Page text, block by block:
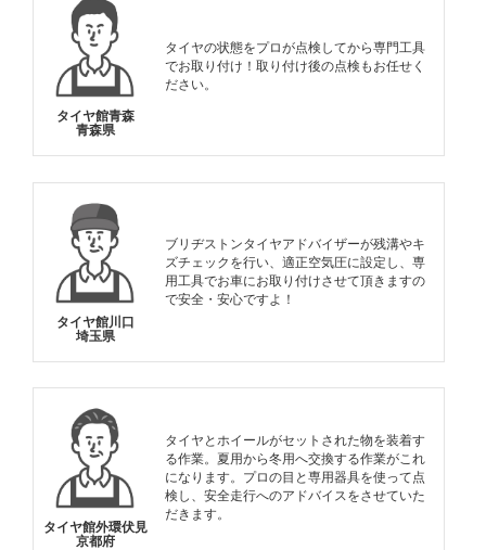
タイヤ館青森
青森県
タイヤの状態をプロが点検してから専門工具
でお取り付け！取り付け後の点検もお任せく
ださい。
タイヤ館川口
埼玉県
ブリヂストンタイヤアドバイザーが残溝やキ
ズチェックを行い、適正空気圧に設定し、専
用工具でお車にお取り付けさせて頂きますの
で安全・安心ですよ！
タイヤ館外環伏見
京都府
タイヤとホイールがセットされた物を装着す
る作業。夏用から冬用へ交換する作業がこれ
になります。プロの目と専用器具を使って点
検し、安全走行へのアドバイスをさせていた
だきます。